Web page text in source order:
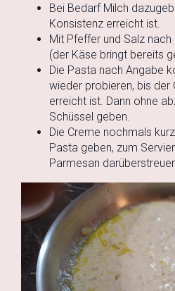
Bei Bedarf Milch
Konsistenz erreicht ist.
Mit Pfeffer und Salz
(der Käse bringt bereits
Die Pasta nach Angabe
wieder probieren, bis der
erreicht ist. Dann ohne
Schüssel geben.
Die Creme nochmals
Pasta geben, zum
Parmesan